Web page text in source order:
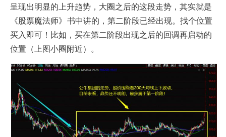
呈现出明显的上升趋势，大圈之后的这段走势，其实就是
《股票魔法师》 书中讲的，第二阶段已经出现。找个位置
买入即可！比如，买在第二阶段出现之后的回调再启动的
位置（上图小圈附近）。